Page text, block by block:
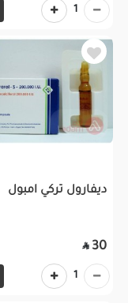
1
ديفارول تركي امبول
30

1